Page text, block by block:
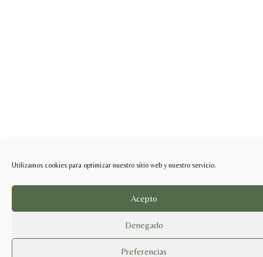
Utilizamos cookies para optimizar nuestro sitio web y nuestro servicio.
Acepto
Denegado
Preferencias